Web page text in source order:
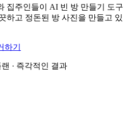
집주인들이 AI 빈 방 만들기 도구
하고 정돈된 방 사진을 만들고 있
하기
· 즉각적인 결과